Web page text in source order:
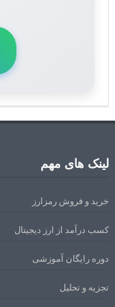
لینک های مهم
خرید و فروش رمزارز
کسب درآمد از ارز دیجیتال
دوره رایگان آموزشی
تجزیه و تحلیل